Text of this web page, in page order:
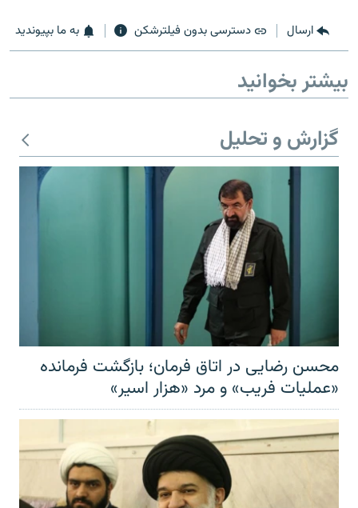
ارسال دسترسی بدون فیلترشکن به ما بپیوندید
بیشتر بخوانید
گزارش و تحلیل
محسن رضایی در اتاق فرمان؛ بازگشت فرمانده
«عملیات فریب» و مرد «هزار اسیر»